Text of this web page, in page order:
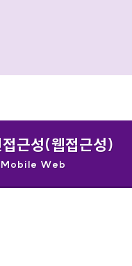
근성(웹접근성)
Mobile Web